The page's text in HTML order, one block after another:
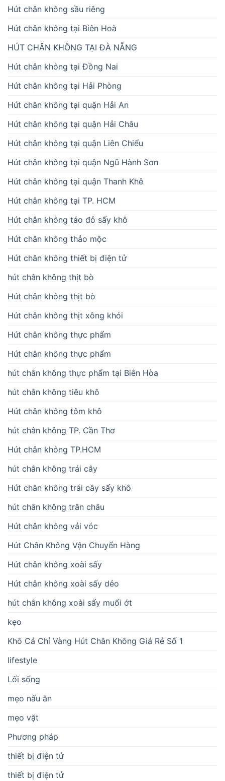
Hút chân không sầu riêng
Hút chân không tại Biên Hoà
HÚT CHÂN KHÔNG TẠI ĐÀ NẴNG
Hút chân không tại Đồng Nai
Hút chân không tại Hải Phòng
Hút chân không tại quận Hải An
Hút chân không tại quận Hải Châu
Hút chân không tại quận Liên Chiểu
Hút chân không tại quận Ngũ Hành Sơn
Hút chân không tại quận Thanh Khê
Hút chân không tại TP. HCM
Hút chân không táo đỏ sấy khô
Hút chân không thảo mộc
Hút chân không thiết bị điện tử
hút chân không thịt bò
Hút chân không thịt bò
Hút chân không thịt xông khói
Hút chân không thực phẩm
Hút chân không thực phẩm
hút chân không thực phẩm tại Biên Hòa
hút chân không tiêu khô
Hút chân không tôm khô
hút chân không TP. Cần Thơ
Hút chân không TP.HCM
hút chân không trái cây
Hút chân không trái cây sấy khô
hút chân không trân châu
Hút chân không vải vóc
Hút Chân Không Vận Chuyển Hàng
Hút chân không xoài sấy
Hút chân không xoài sấy dẻo
hút chân không xoài sấy muối ớt
kẹo
Khô Cá Chỉ Vàng Hút Chân Không Giá Rẻ Số 1
lifestyle
Lối sống
mẹo nấu ăn
mẹo vặt
Phương pháp
thiết bị điện tử
thiết bị điện tử